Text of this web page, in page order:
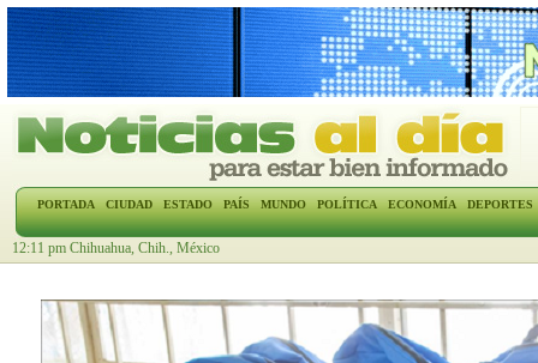
PORTADA CIUDAD ESTADO PAÍS MUNDO POLÍTICA ECONOMÍA DEPORTES
12:11 pm Chihuahua, Chih., México